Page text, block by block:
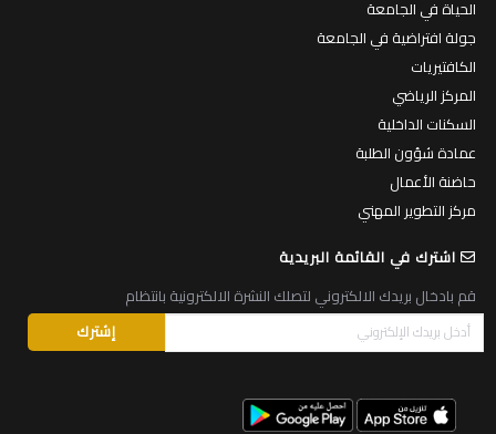
الحياة في جامعة القدس
الحياة في الجامعة
جولة افتراضية في الجامعة
الكافتيريات
المركز الرياضي
السكنات الداخلية
عمادة شؤون الطلبة
مركز التطوير المهني
اشترك في القائمة البريدية
قم بادخال بريدك الالكتروني لتصلك النشرة الالكترونية بانتظام